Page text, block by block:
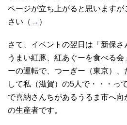
ページが立ち上がると思います
さい（ → ）
さて、イベントの翌日は「新保
うまい紅豚、紅あぐーを食べる
ーの運転で、つーぎー（東京）
して私（滋賀）の5人で・・・っ
で喜納さんちがあるうるま市へ
の生産者です。